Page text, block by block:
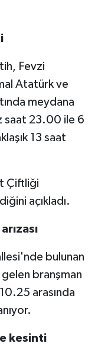
Fevzi
Atatürk ve
meydana
saat 23.00 ile 6
13 saat
Çiftliği
açıkladı.
bulunan
branşman
arasında
kesinti